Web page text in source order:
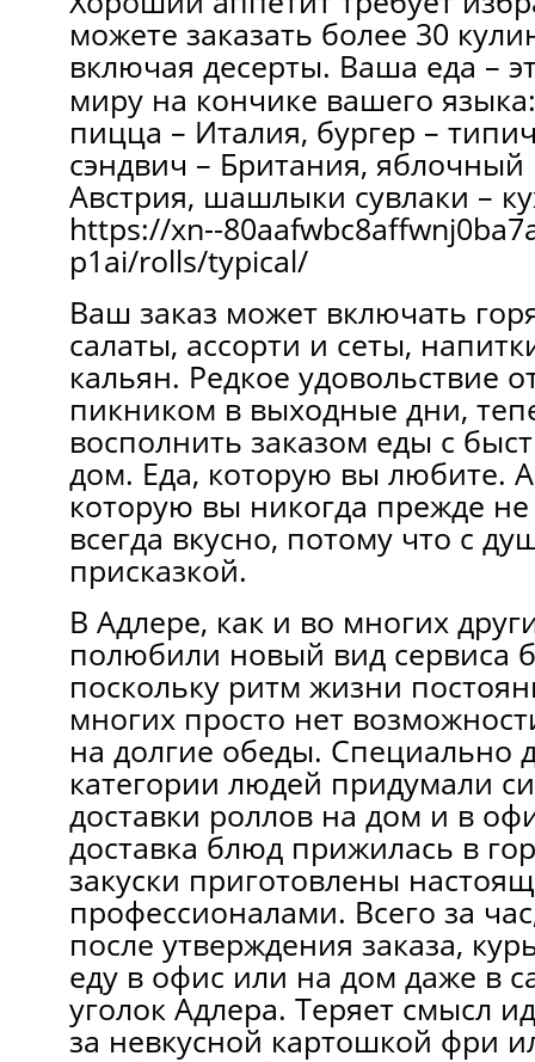
можете заказать более 30
включая десерты. Ваша еда –
миру на кончике вашего
пицца – Италия, бургер –
сэндвич – Британия,
Австрия, шашлыки сувлаки –
https://xn--
p1ai/rolls/typical/
Ваш заказ может включать
салаты, ассорти и сеты,
кальян. Редкое удовольствие
пикником в выходные дни,
восполнить заказом еды с
дом. Еда, которую вы любите.
которую вы никогда прежде
всегда вкусно, потому что с
присказкой.
В Адлере, как и во многих
полюбили новый вид сервиса
поскольку ритм жизни
многих просто нет
на долгие обеды. Специально
категории людей придумали
доставки роллов на дом и в
доставка блюд прижилась в
закуски приготовлены
профессионалами. Всего за
после утверждения заказа,
еду в офис или на дом даже в
уголок Адлера. Теряет смысл
за невкусной картошкой фри